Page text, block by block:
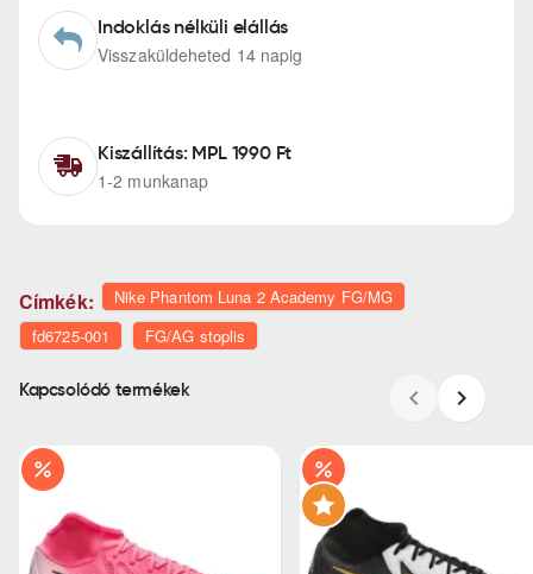
Indoklás nélküli elállás
Visszaküldeheted 14 napig
Kiszállítás: MPL 1990 Ft
1-2 munkanap
Címkék:
Nike Phantom Luna 2 Academy FG/MG
fd6725-001
FG/AG stoplis
Kapcsolódó termékek